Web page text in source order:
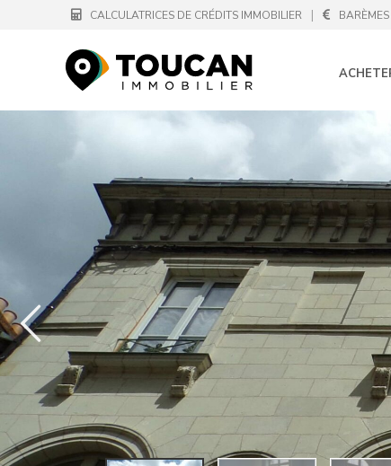
CALCULATRICES DE CRÉDITS IMMOBILIER |